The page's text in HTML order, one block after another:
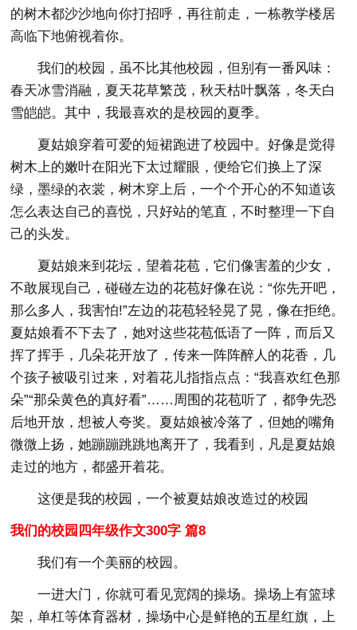
的树木都沙沙地向你打招呼，再往前走，一栋教学楼居
高临下地俯视着你。
我们的校园，虽不比其他校园，但别有一番风味：
春天冰雪消融，夏天花草繁茂，秋天枯叶飘落，冬天白
雪皑皑。其中，我最喜欢的是校园的夏季。
夏姑娘穿着可爱的短裙跑进了校园中。好像是觉得
树木上的嫩叶在阳光下太过耀眼，便给它们换上了深
绿，墨绿的衣裳，树木穿上后，一个个开心的不知道该
怎么表达自己的喜悦，只好站的笔直，不时整理一下自
己的头发。
夏姑娘来到花坛，望着花苞，它们像害羞的少女，
不敢展现自己，碰碰左边的花苞好像在说：“你先开吧，
那么多人，我害怕!”左边的花苞轻轻晃了晃，像在拒绝。
夏姑娘看不下去了，她对这些花苞低语了一阵，而后又
挥了挥手，几朵花开放了，传来一阵阵醉人的花香，几
个孩子被吸引过来，对着花儿指指点点：“我喜欢红色那
朵”“那朵黄色的真好看”……周围的花苞听了，都争先恐
后地开放，想被人夸奖。夏姑娘被冷落了，但她的嘴角
微微上扬，她蹦蹦跳跳地离开了，我看到，凡是夏姑娘
走过的地方，都盛开着花。
这便是我的校园，一个被夏姑娘改造过的校园
我们的校园四年级作文300字 篇8
我们有一个美丽的校园。
一进大门，你就可看见宽阔的操场。操场上有篮球
架，单杠等体育器材，操场中心是鲜艳的五星红旗，上